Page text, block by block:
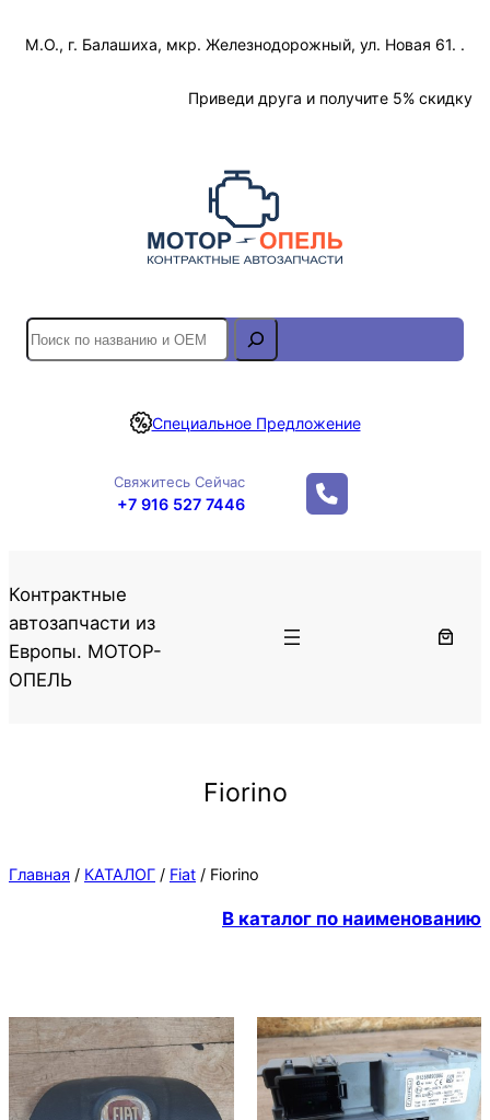
М.О., г. Балашиха, мкр. Железнодорожный, ул. Новая 61. .
Приведи друга и получите 5% скидку
S
e
r
Специальное Предложение
Свяжитесь Сейчас
+7 916 527 7446
Контрактные
автозапчасти из
Европы. МОТОР-
ОПЕЛЬ
Fiorino
Главная / КАТАЛОГ / Fiat / Fiorino
В каталог по наименованию